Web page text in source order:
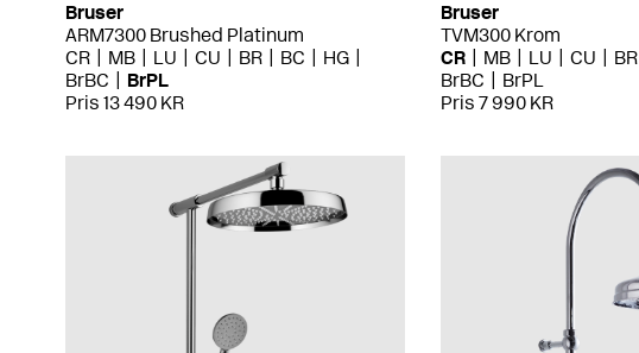
Bruser
ARM7300 Brushed Platinum
CR
MB LU CU BR BC
HG
BrBC
BrPL
Pris 13 490 KR
Bruser
TVM300 Krom
CR
MB LU CU BR
BrBC
BrPL
Pris 7 990 KR